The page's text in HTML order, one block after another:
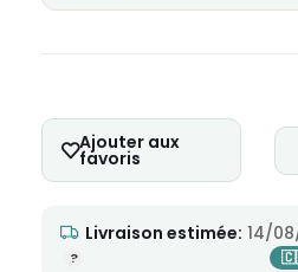
Ajouter aux
favoris
Livraison estimée: 14/